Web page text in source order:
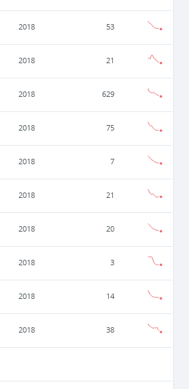
2018 53
2018 21
2018 629
2018 75
2018 7
2018 21
2018 20
2018 3
2018 14
2018 38